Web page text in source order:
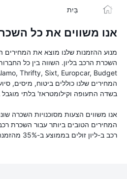
בַּיִת
אנו משווים את כל
מנוע ההזמנות שלנו מוצא את המחירים
המחירים שלנו כוללים ביטוח, מיסים,
בשדה התעופה וקילומטראז' בלתי
אנו משווים הצעות מסוכנויות השכרה
המחירים הטובים ביותר עבור השכרת
רכב ב-ליון זולים בממוצע ב-35% מהזמנה ישירה.